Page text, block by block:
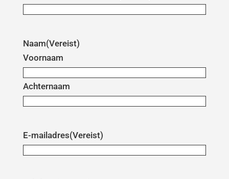
Naam(Vereist)
Voornaam
Achternaam
E-mailadres(Vereist)